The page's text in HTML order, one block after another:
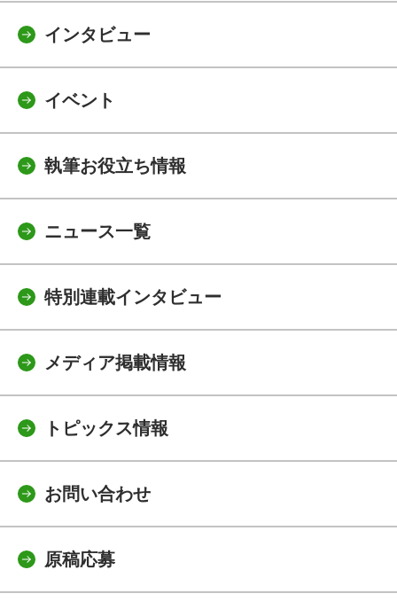
インタビュー
イベント
執筆お役立ち情報
ニュース一覧
特別連載インタビュー
メディア掲載情報
トピックス情報
お問い合わせ
原稿応募